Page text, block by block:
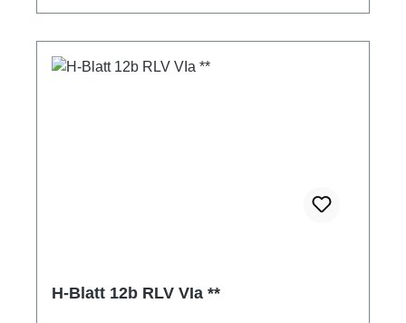
H-Blatt 12b RLV VIa **